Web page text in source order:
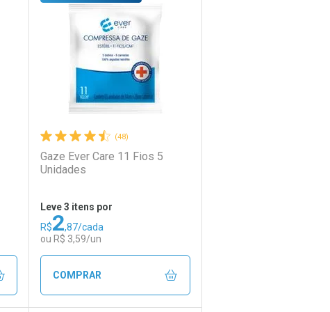
Laboratório
Ativar Desconto
Comprar sem Desconto
Por Menos
Comprar sem Desconto
(48)
Gaze Ever Care 11 Fios 5
Unidades
Leve 3 itens por
R$2,87/cada
ou R$ 3,59/un
COMPRAR